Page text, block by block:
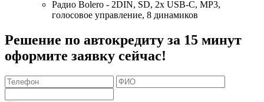
Радио Bolero - 2DIN, SD, 2x USB-C, MP3,
голосовое управление, 8 динамиков
Решение по автокредиту за 15 минут
оформите заявку сейчас!